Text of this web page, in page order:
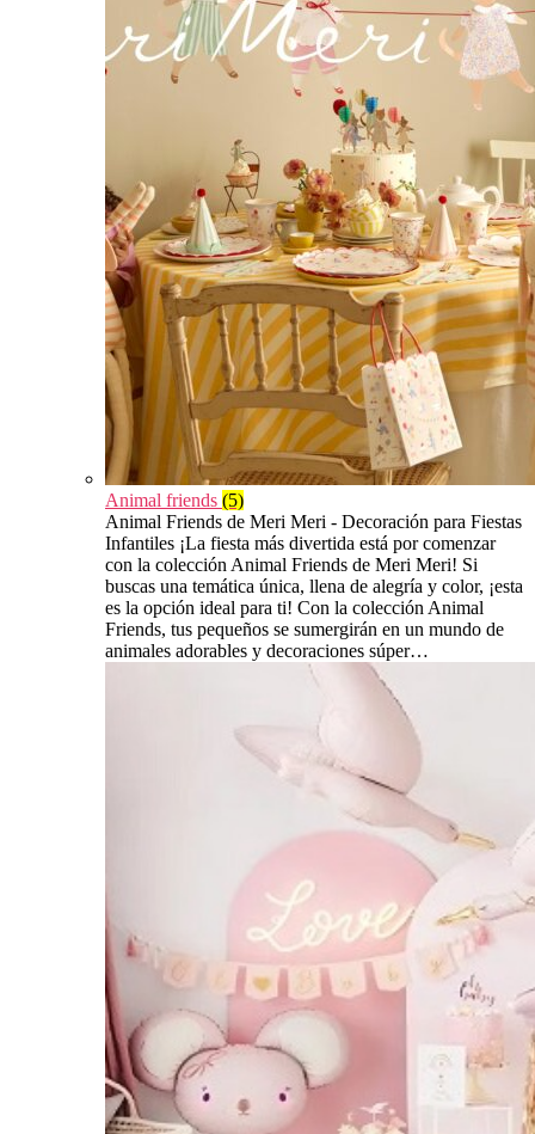
Animal friends (5)
Animal Friends de Meri Meri - Decoración para Fiestas
Infantiles ¡La fiesta más divertida está por comenzar
con la colección Animal Friends de Meri Meri! Si
buscas una temática única, llena de alegría y color, ¡esta
es la opción ideal para ti! Con la colección Animal
Friends, tus pequeños se sumergirán en un mundo de
animales adorables y decoraciones súper…